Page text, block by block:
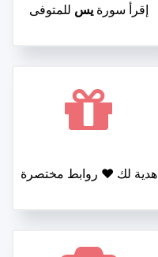
إقرأ سورةيس للمتوفى
هدية لك ❤️ روابط مختصرة